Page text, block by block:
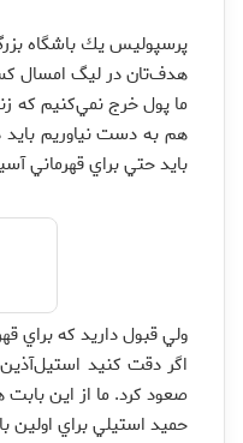
پرسپوليس يك باشگاه
هدف‌تان در ليگ امسال
ما پول خرج نمي‌كنيم كه
بايد حتي براي قهرماني
ولي قبول داريد كه براي
اگر دقت كنيد
صعود كرد. ما از اين
حميد استيلي براي اولين